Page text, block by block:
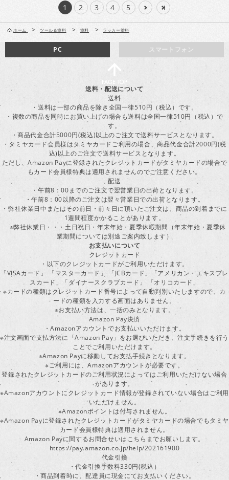
1 2 3 4 5
ホーム > ツール＆塗料 > 塗料 > ラッカー塗料
スマートフォン
PC
送料・配送について
送料
・送料は一部の商品を除き全国一律510円（税込）です。
・複数の商品を同時にお買い上げの場合も送料は全国一律510円（税込）で
す。
・商品代金合計5000円(税込)以上のご注文で送料サービスとなります。
・タミヤカード会員様はタミヤカードご利用の場合、商品代金合計2000円(税
込)以上のご注文で送料サービスとなります。
ただし、Amazon Payに登録されたクレジットカードがタミヤカードの場合で
もカード会員様特典は適用されませんのでご注意ください。
配送
・午前8：00までのご注文で翌営業日の出荷となります。
・午前8：00以降のご注文は翌々営業日での出荷となります。
・弊社休業日中またはその前日・前々日に頂いたご注文は、商品の到着までに
1週間程度かかることがあります。
※弊社休業日・・・土日祝日・年末年始・夏季休暇期間（年末年始・夏季休
業期間については別途ご案内致します）
お支払いについて
クレジットカード
・以下のクレジットカードがご利用いただけます。
「VISAカード」 「マスターカード」 「JCBカード」「アメリカン・エキスプレ
スカード」「ダイナースクラブカード」 「オリコカード」
※カードの種類はクレジットカード番号によって自動判別いたしますので、カ
ードの種類を入力する画面はありません。
※お支払い方法は、一括のみとなります。
Amazon Pay決済
・Amazonアカウントでお支払いいただけます。
※注文画面で支払方法に「Amazon Pay」をお選びいただき、注文手続きを行う
ことでご利用いただけます。
※Amazon Payに移動してお支払手続きとなります。
※ご利用には、Amazonアカウントが必要です。
登録されたクレジットカードのご利用状況によってはご利用いただけない場合
があります。
※Amazonアカウントにクレジットカード情報が登録されていない場合はご利用
いただけません。
※Amazonポイントは付与されません。
※Amazon Payに登録されたクレジットカードがタミヤカードの場合でもタミヤ
カード会員様特典は適用されません。
Amazon Payに関するお問合せいはこちらまでお願いします。
https://pay.amazon.co.jp/help/202161900
代金引換
・代金引換手数料330円(税込）
・商品到着時に、配達員に現金にてお支払いください。